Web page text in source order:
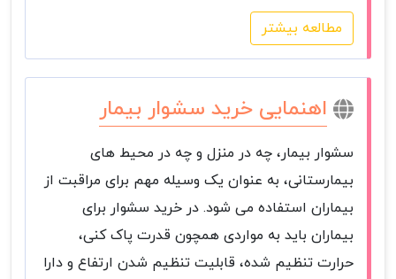
مطالعه بیشتر
اهنمایی خرید سشوار بیمار
سشوار بیمار، چه در منزل و چه در محیط های
بیمارستانی، به عنوان یک وسیله مهم برای مراقبت از
بیماران استفاده می شود. در خرید سشوار برای
بیماران باید به مواردی همچون قدرت پاک کنی،
حرارت تنظیم شده، قابلیت تنظیم شدن ارتفاع و دارا